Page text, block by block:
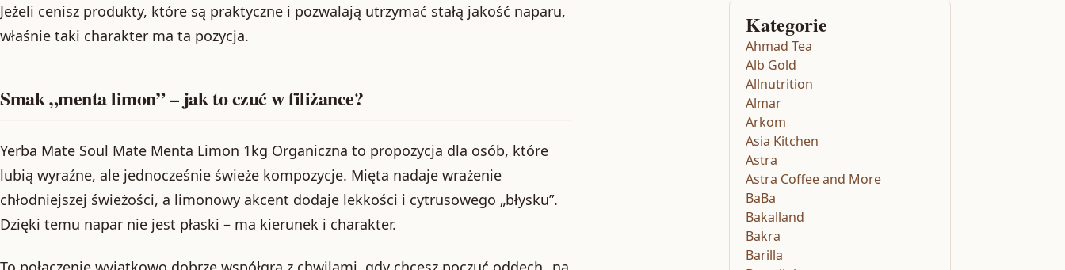
Jeżeli cenisz produkty, które są praktyczne i pozwalają utrzymać stałą jakość naparu,
właśnie taki charakter ma ta pozycja.
Smak „menta limon” – jak to czuć w filiżance?
Yerba Mate Soul Mate Menta Limon 1kg Organiczna to propozycja dla osób, które
lubią wyraźne, ale jednocześnie świeże kompozycje. Mięta nadaje wrażenie
chłodniejszej świeżości, a limonowy akcent dodaje lekkości i cytrusowego „błysku”.
Dzięki temu napar nie jest płaski – ma kierunek i charakter.
Kategorie
Ahmad Tea
Alb Gold
Allnutrition
Almar
Arkom
Asia Kitchen
Astra
Astra Coffee and More
BaBa
Bakalland
Bakra
Barilla